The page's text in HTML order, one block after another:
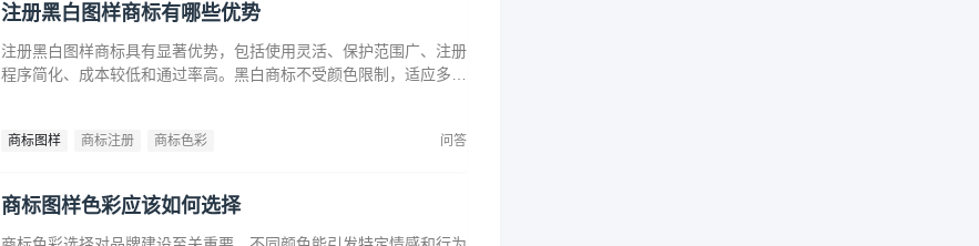
注册黑白图样商标有哪些优势
注册黑白图样商标具有显著优势，包括使用灵活、保护范围广、注册
程序简化、成本较低和通过率高。黑白商标不受颜色限制，适应多样
商标图样 商标注册 商标色彩 问答
商标图样色彩应该如何选择